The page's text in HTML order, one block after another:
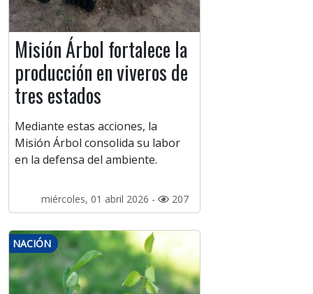
Misión Árbol fortalece la
producción en viveros de
tres estados
Mediante estas acciones, la
Misión Árbol consolida su labor
en la defensa del ambiente.
miércoles, 01 abril 2026 - 207
NACIÓN